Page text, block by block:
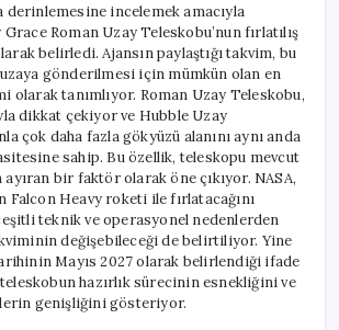
Uzaya
Gönderilebilir
için
derinlemesine incelemek amacıyla
Roman Uzay Teleskobu’nun fırlatılış
belirledi. Ajansın paylaştığı takvim, bu
gönderilmesi için mümkün olan en
olarak tanımlıyor. Roman Uzay Teleskobu,
dikkat çekiyor ve Hubble Uzay
çok daha fazla gökyüzü alanını aynı anda
sahip. Bu özellik, teleskopu mevcut
bir faktör olarak öne çıkıyor. NASA,
Falcon Heavy roketi ile fırlatacağını
teknik ve operasyonel nedenlerden
değişebileceği de belirtiliyor. Yine
Mayıs 2027 olarak belirlendiği ifade
hazırlık sürecinin esnekliğini ve
genişliğini gösteriyor.